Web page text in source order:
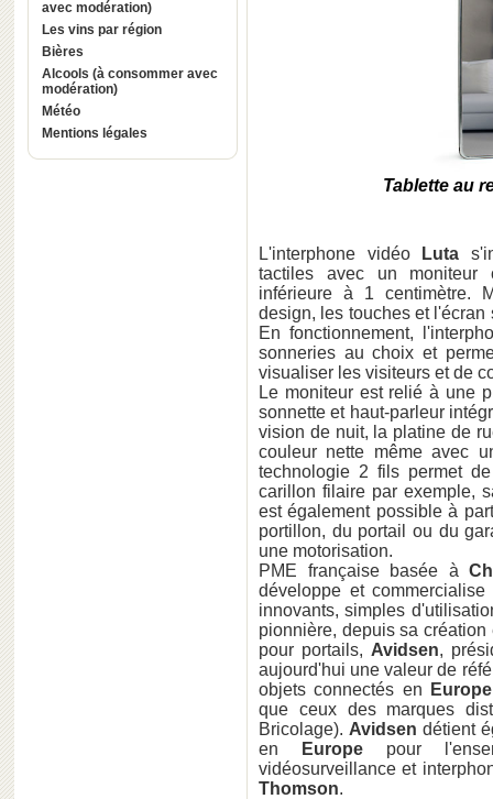
avec modération)
Les vins par région
Bières
Alcools (à consommer avec
modération)
Météo
Mentions légales
Tablette au
L'interphone vidéo Luta
tactiles avec un moniteur
inférieure à 1 centimètre.
design, les touches et
En fonctionnement,
sonneries au choix et
visualiser les visiteurs et de
Le moniteur est relié à une
sonnette et haut-parleur
vision de nuit, la platine de
couleur nette même avec
technologie 2 fils permet
carillon filaire par exemple,
est également possible à
portillon, du portail ou du
une motorisation.
PME française basée à
développe et
innovants, simples
pionnière, depuis sa
pour portails, Avidsen,
aujourd'hui une valeur de
objets connectés en
Europe
que ceux des marques
Bricolage). Avidsen détient
en
Europepour
vidéosurveillance et
Thomson.